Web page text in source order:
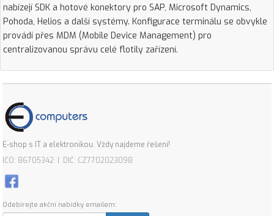
nabízejí SDK a hotové konektory pro SAP, Microsoft Dynamics,
Pohoda, Helios a další systémy. Konfigurace terminálu se obvykle
provádí přes MDM (Mobile Device Management) pro
centralizovanou správu celé flotily zařízení.
E-shop s IT a elektronikou. Vždy najdeme řešení!
IČO: 86705342 | DIČ: CZ7702023098
Odebírejte akční nabídky emailem: